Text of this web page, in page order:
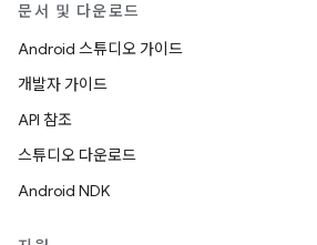
문서 및 다운로드
Android 스튜디오 가이드
개발자 가이드
API 참조
스튜디오 다운로드
Android NDK